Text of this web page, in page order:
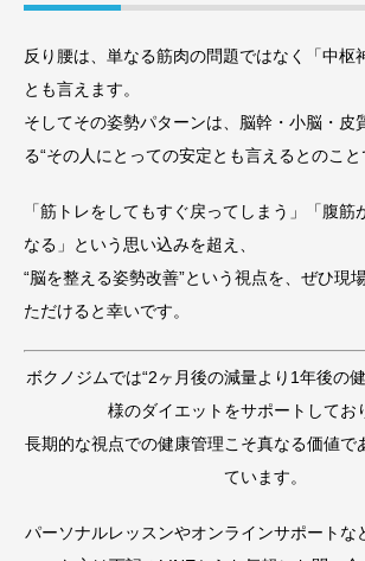
反り腰は、単なる筋肉の問題ではなく「中枢
とも言えます。
そしてその姿勢パターンは、脳幹・小脳・皮
る“その人にとっての安定とも言えるとのこと
「筋トレをしてもすぐ戻ってしまう」「腹筋
なる」という思い込みを超え、
“脳を整える姿勢改善”という視点を、ぜひ現
ただけると幸いです。
ボクノジムでは“2ヶ月後の減量より1年後の
様のダイエットをサポートしてお
長期的な視点での健康管理こそ真なる価値で
ています。
パーソナルレッスンやオンラインサポートな